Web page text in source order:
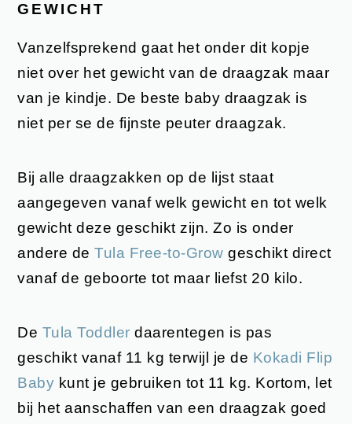
GEWICHT
Vanzelfsprekend gaat het onder dit kopje
niet over het gewicht van de draagzak maar
van je kindje. De beste baby draagzak is
niet per se de fijnste peuter draagzak.
Bij alle draagzakken op de lijst staat
aangegeven vanaf welk gewicht en tot welk
gewicht deze geschikt zijn. Zo is onder
andere deTula Free-to-Grow geschikt direct
vanaf de geboorte tot maar liefst 20 kilo.
De Tula Toddler daarentegen is pas
geschikt vanaf 11 kg terwijl je de Kokadi Flip
Baby kunt je gebruiken tot 11 kg. Kortom, let
bij het aanschaffen van een draagzak goed